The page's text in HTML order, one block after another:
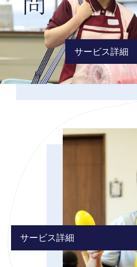
サービス詳細
訪問介護
訪問入浴
小規模多機能型居
看護小規模多機能
サービス詳細
デイサービス